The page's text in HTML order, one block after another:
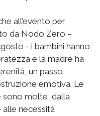
all’evento per
da Nodo Zero –
- i bambini hanno
e la madre ha
un passo
emotiva. Le
sono molte, dalla
alle necessità